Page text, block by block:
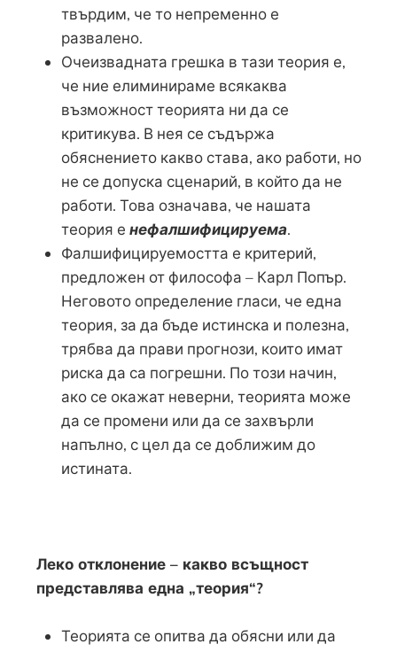
твърдим, че то непременно е
развалено.
Очеизвадната грешка в тази теория е,
че ние елиминираме всякаква
възможност теорията ни да се
критикува. В нея се съдържа
обяснението какво става, ако работи, но
не се допуска сценарий, в който да не
работи. Това означава, че нашата
теория е нефалшифицируема.
Фалшифицируемостта е критерий,
предложен от философа – Карл Попър.
Неговото определение гласи, че една
теория, за да бъде истинска и полезна,
трябва да прави прогнози, които имат
риска да са погрешни. По този начин,
ако се окажат неверни, теорията може
да се промени или да се захвърли
напълно, с цел да се доближим до
истината.
Леко отклонение – какво всъщност
представлява една „теория“?
Теорията се опитва да обясни или да